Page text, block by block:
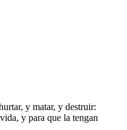
y matar, y destruir:
y para que la tengan